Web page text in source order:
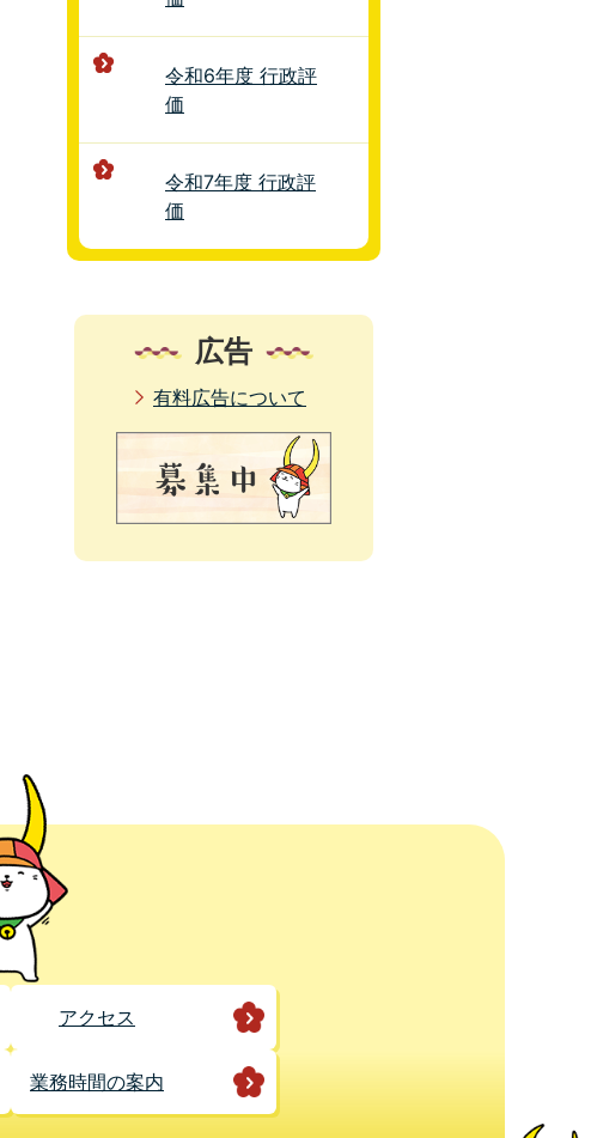
令和6年度 行政評
価
令和7年度 行政評
価
広告
有料広告について
アクセス
業務時間の案内